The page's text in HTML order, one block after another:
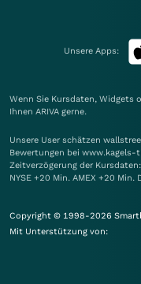
Unsere Apps:
Wenn Sie Kursdaten, Widgets
Ihnen ARIVA gerne.
Unsere User schätzen
Bewertungen bei www.kagels-
Zeitverzögerung der
NYSE +20 Min. AMEX +20
Copyright © 1998-2026
Mit Unterstützung von: